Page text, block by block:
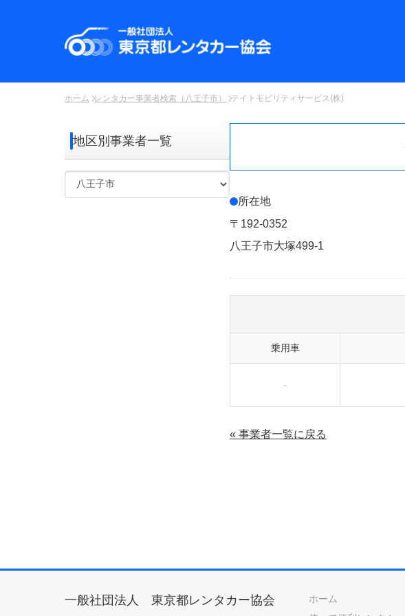
ホーム レンタカー事業者検索（八王子市） テイトモビリティサービス(株)
地区別事業者一覧
所在地
〒192-0352
八王子市大塚499-1
乗用車
-
« 事業者一覧に戻る
一般社団法人 東京都レンタカー協会
ホーム